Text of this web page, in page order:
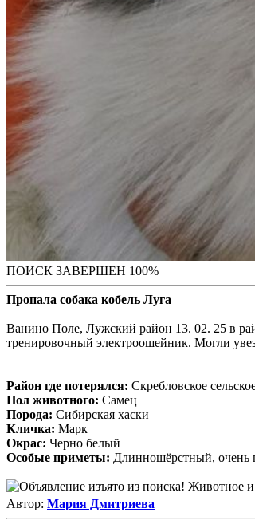
ПОИСК ЗАВЕРШЕН 100%
Пропала собака кобель Луга
Ванино Поле, Лужский район 13. 02. 25 в
тренировочный электроошейник. Могли
Район где потерялся: Скребловское
Пол животного: Самец
Порода: Сибирская хаски
Кличка: Марк
Окрас: Черно белый
Особые приметы: Длинношёрстный, очень
Автор: Мария Дмитриева